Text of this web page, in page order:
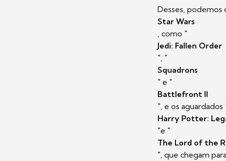
Desses, podemos
Star Wars
, como "
Jedi: Fallen Order
", "
Squadrons
" e "
Battlefront II
", e os aguardados
Harry Potter:
"e "
The Lord of the
", que chegam